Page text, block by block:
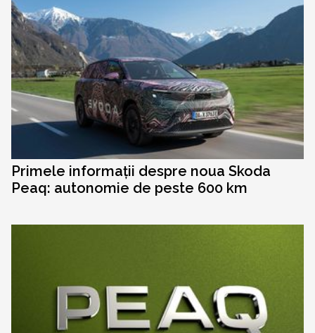
Primele informații despre noua Skoda
Peaq: autonomie de peste 600 km